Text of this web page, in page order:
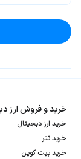
خرید و فروش ارز
خرید ارز دیجیتال
خرید تتر
خرید بیت کوین